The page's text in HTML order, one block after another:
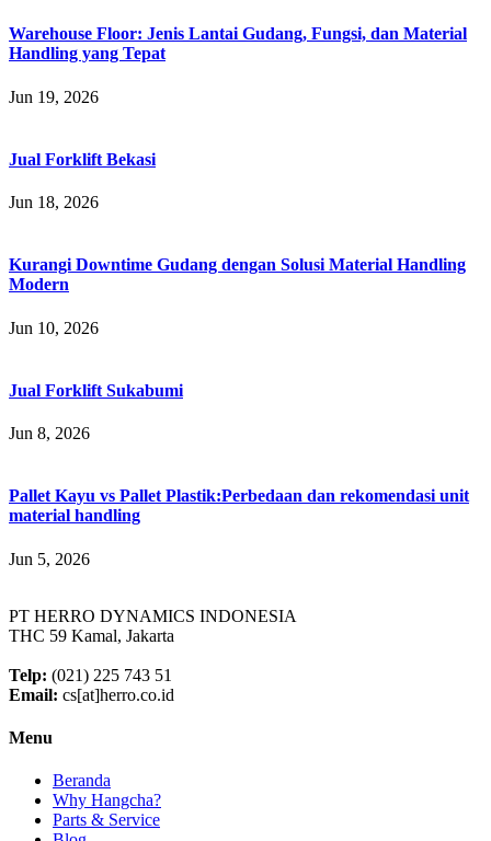
Warehouse Floor: Jenis Lantai Gudang, Fungsi, dan Material
Handling yang Tepat
Jun 19, 2026
Jual Forklift Bekasi
Jun 18, 2026
Kurangi Downtime Gudang dengan Solusi Material Handling
Modern
Jun 10, 2026
Jual Forklift Sukabumi
Jun 8, 2026
Pallet Kayu vs Pallet Plastik:Perbedaan dan rekomendasi unit
material handling
Jun 5, 2026
PT HERRO DYNAMICS INDONESIA
THC 59 Kamal, Jakarta
Telp: (021) 225 743 51
Email: cs[at]herro.co.id
Menu
Beranda
Why Hangcha?
Parts & Service